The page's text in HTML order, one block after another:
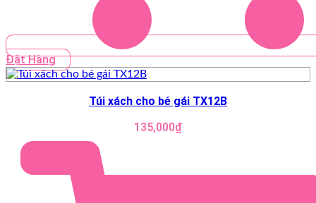
Đặt Hàng
Túi xách cho bé gái TX12B
135,000₫